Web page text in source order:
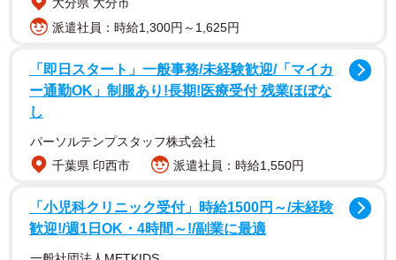
派遣社員：時給1,300円～1,625円
「即日スタート」一般事務/未経験歓迎/「マイカ
ー通勤OK」制服あり!長期!医療受付 残業ほぼな
し
パーソルテンプスタッフ株式会社
千葉県 印西市
派遣社員：時給1,550円
「小児科クリニック受付」時給1500円～/未経験
歓迎!/週1日OK・4時間～!/副業に最適